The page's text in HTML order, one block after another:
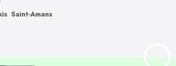
Saint-Amans